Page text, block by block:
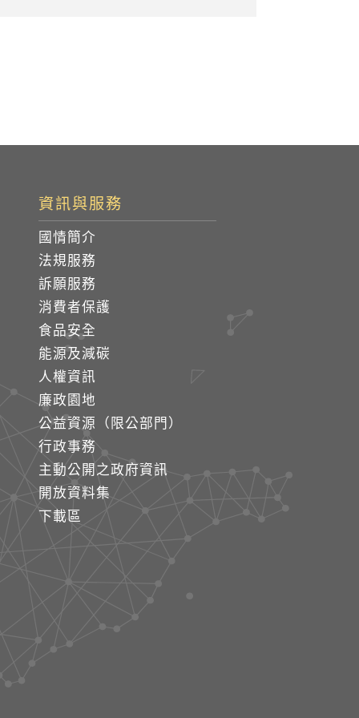
資訊與服務
國情簡介
法規服務
訴願服務
消費者保護
食品安全
能源及減碳
人權資訊
廉政園地
公益資源（限公部門）
行政事務
主動公開之政府資訊
開放資料集
下載區